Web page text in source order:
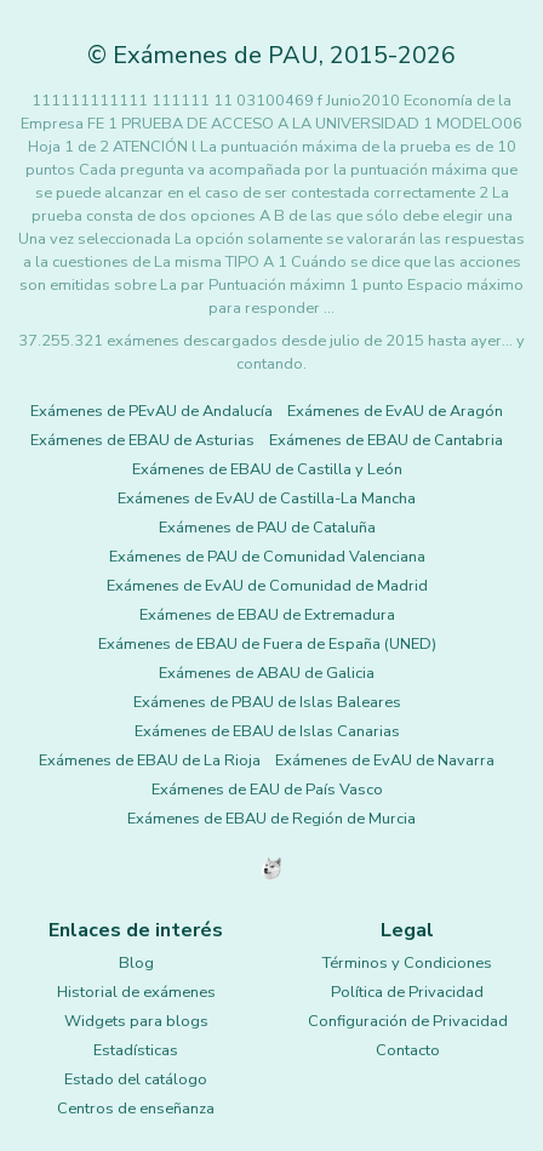
© Exámenes de PAU, 2015-2026
111111111111 111111 11 03100469 f Junio2010 Economía de la
Empresa FE 1 PRUEBA DE ACCESO A LA UNIVERSIDAD 1 MODELO06
Hoja 1 de 2 ATENCIÓN l La puntuación máxima de la prueba es de 10
puntos Cada pregunta va acompañada por la puntuación máxima que
se puede alcanzar en el caso de ser contestada correctamente 2 La
prueba consta de dos opciones A B de las que sólo debe elegir una
Una vez seleccionada La opción solamente se valorarán las respuestas
a la cuestiones de La misma TIPO A 1 Cuándo se dice que las acciones
son emitidas sobre La par Puntuación máximn 1 punto Espacio máximo
para responder …
37.255.321 exámenes descargados desde julio de 2015 hasta ayer... y
contando.
Exámenes de PEvAU de Andalucía
Exámenes de EvAU de Aragón
Exámenes de EBAU de Asturias
Exámenes de EBAU de Cantabria
Exámenes de EBAU de Castilla y León
Exámenes de EvAU de Castilla-La Mancha
Exámenes de PAU de Cataluña
Exámenes de PAU de Comunidad Valenciana
Exámenes de EvAU de Comunidad de Madrid
Exámenes de EBAU de Extremadura
Exámenes de EBAU de Fuera de España (UNED)
Exámenes de ABAU de Galicia
Exámenes de PBAU de Islas Baleares
Exámenes de EBAU de Islas Canarias
Exámenes de EBAU de La Rioja
Exámenes de EvAU de Navarra
Exámenes de EAU de País Vasco
Exámenes de EBAU de Región de Murcia
Enlaces de interés
Blog
Historial de exámenes
Widgets para blogs
Estadísticas
Estado del catálogo
Centros de enseñanza
Legal
Términos y Condiciones
Política de Privacidad
Configuración de Privacidad
Contacto